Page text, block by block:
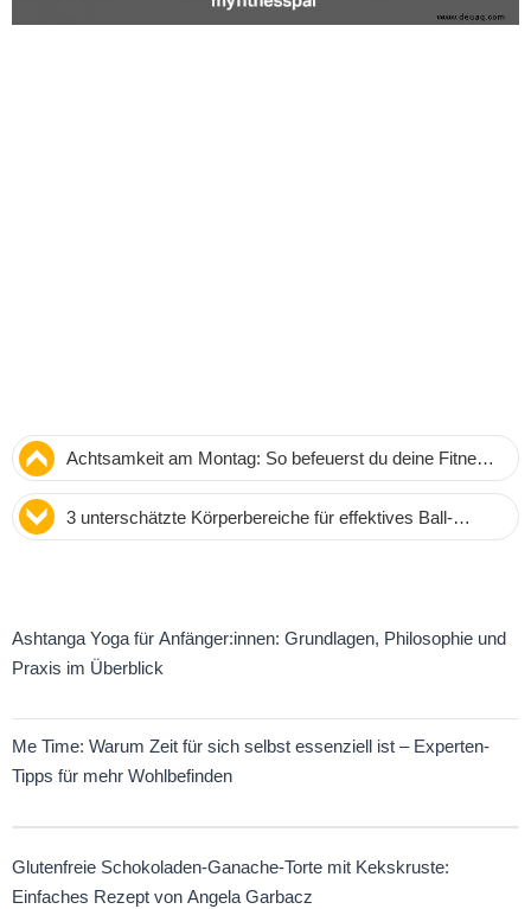
Achtsamkeit am Montag: So befeuerst du deine Fitness
mit Dankbarkeit
3 unterschätzte Körperbereiche für effektives Ball-
Rolling: Füße, Hals und Unterarme
Ashtanga Yoga für Anfänger:innen: Grundlagen, Philosophie und
Praxis im Überblick
Me Time: Warum Zeit für sich selbst essenziell ist – Experten-
Tipps für mehr Wohlbefinden
Glutenfreie Schokoladen-Ganache-Torte mit Kekskruste:
Einfaches Rezept von Angela Garbacz